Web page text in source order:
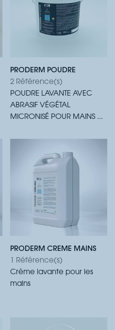
PRODERM POUDRE
2 Référence(s)
POUDRE LAVANTE AVEC
ABRASIF VÉGÉTAL
MICRONISÉ POUR MAINS ...
PRODERM CREME MAINS
1 Référence(s)
Crème lavante pour les
mains